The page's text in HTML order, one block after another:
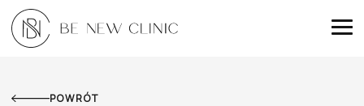
POWRÓT